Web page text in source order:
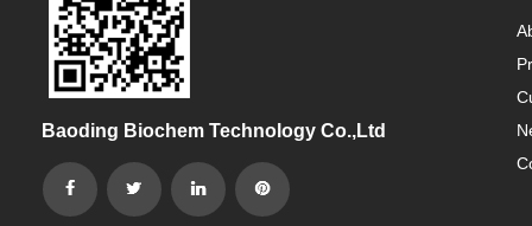
Baoding Biochem Technology Co.,Ltd